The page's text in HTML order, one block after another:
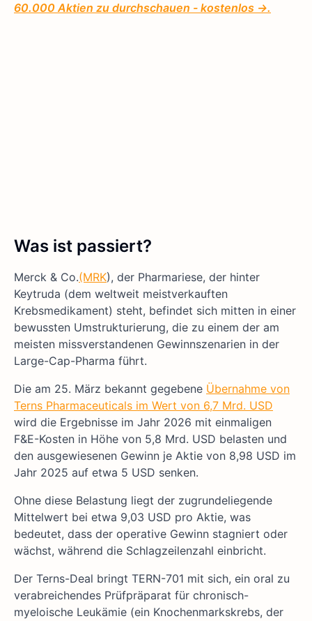
60.000 Aktien zu durchschauen - kostenlos →.
Was ist passiert?
Merck & Co.(MRK), der Pharmariese, der hinter
Keytruda (dem weltweit meistverkauften
Krebsmedikament) steht, befindet sich mitten in einer
bewussten Umstrukturierung, die zu einem der am
meisten missverstandenen Gewinnszenarien in der
Large-Cap-Pharma führt.
Die am 25. März bekannt gegebene Übernahme von
Terns Pharmaceuticals im Wert von 6,7 Mrd. USD
wird die Ergebnisse im Jahr 2026 mit einmaligen
F&E-Kosten in Höhe von 5,8 Mrd. USD belasten und
den ausgewiesenen Gewinn je Aktie von 8,98 USD im
Jahr 2025 auf etwa 5 USD senken.
Ohne diese Belastung liegt der zugrundeliegende
Mittelwert bei etwa 9,03 USD pro Aktie, was
bedeutet, dass der operative Gewinn stagniert oder
wächst, während die Schlagzeilenzahl einbricht.
Der Terns-Deal bringt TERN-701 mit sich, ein oral zu
verabreichendes Prüfpräparat für chronisch-
myeloische Leukämie (ein Knochenmarkskrebs, der